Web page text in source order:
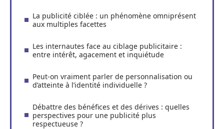
La publicité ciblée : un phénomène omniprésent
aux multiples facettes
Les internautes face au ciblage publicitaire :
entre intérêt, agacement et inquiétude
Peut-on vraiment parler de personnalisation ou
d’atteinte à l’identité individuelle ?
Débattre des bénéfices et des dérives : quelles
perspectives pour une publicité plus
respectueuse ?